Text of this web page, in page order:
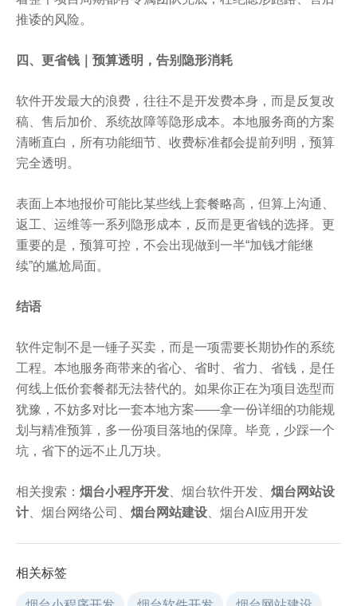
推诿的风险。
四、更省钱｜预算透明，告别隐形消耗
软件开发最大的浪费，往往不是开发费本身，而是反复改
稿、售后加价、系统故障等隐形成本。本地服务商的方案
清晰直白，所有功能细节、收费标准都会提前列明，预算
完全透明。
表面上本地报价可能比某些线上套餐略高，但算上沟通、
返工、运维等一系列隐形成本，反而是更省钱的选择。更
重要的是，预算可控，不会出现做到一半“加钱才能继
续”的尴尬局面。
结语
软件定制不是一锤子买卖，而是一项需要长期协作的系统
工程。本地服务商带来的省心、省时、省力、省钱，是任
何线上低价套餐都无法替代的。如果你正在为项目选型而
犹豫，不妨多对比一套本地方案——拿一份详细的功能规
划与精准预算，多一份项目落地的保障。毕竟，少踩一个
坑，省下的远不止几万块。
相关搜索： 烟台小程序开发 、烟台软件开发、 烟台网站设
计 、烟台网络公司、 烟台网站建设 、烟台AI应用开发
相关标签